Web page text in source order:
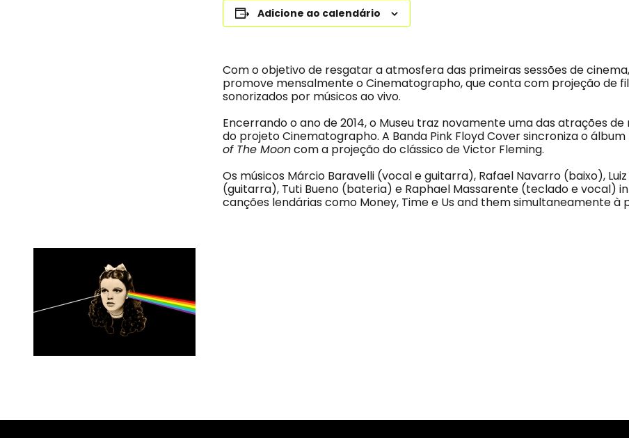
Adicione ao calendário
Com o objetivo de resgatar a atmosfera das primeiras sessões de cinema,
promove mensalmente o Cinematographo, que conta com projeção de
sonorizados por músicos ao vivo.
Encerrando o ano de 2014, o Museu traz novamente uma das atrações de
do projeto Cinematographo. A Banda Pink Floyd Cover sincroniza o álbum
of The Mooncom a projeção do clássico de Victor Fleming.
Os músicos Márcio Baravelli (vocal e guitarra), Rafael Navarro (baixo),
(guitarra), Tuti Bueno (bateria) e Raphael Massarente (teclado e vocal)
canções lendárias como Money, Time e Us and them simultaneamente à